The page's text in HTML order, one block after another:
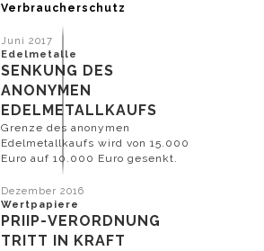
Verbraucherschutz
Juni 2017
Edelmetalle
SENKUNG DES
ANONYMEN
EDELMETALLKAUFS
Grenze des anonymen
Edelmetallkaufs wird von 15.000
Euro auf 10.000 Euro gesenkt.
Dezember 2016
Wertpapiere
PRIIP-VERORDNUNG
TRITT IN KRAFT